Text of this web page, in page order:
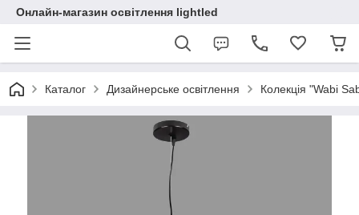
Онлайн-магазин освітлення lightled
Каталог Дизайнерське освітлення Колекція "Wabi